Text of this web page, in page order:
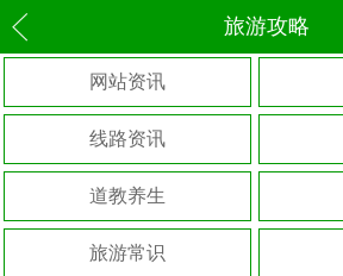
旅游攻略
网站资讯
线路资讯
道教养生
旅游常识